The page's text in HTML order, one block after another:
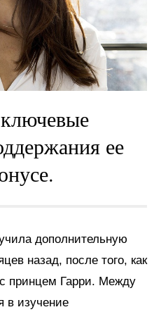
ее
дополнительную
назад, после того, как
принцем Гарри. Между
в изучение